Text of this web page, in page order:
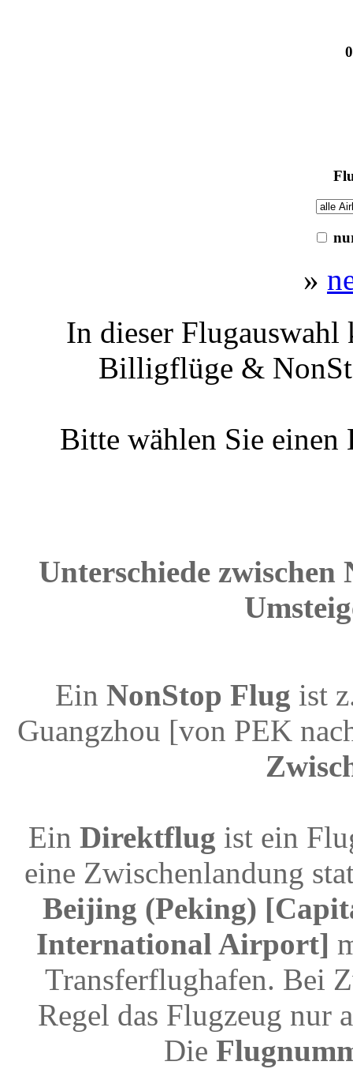
»
In dieser
Billigflüge &
Bitte wählen Sie
Unterschiede
Ein NonStop Flug ist
Guangzhou [von PEK
Ein Direktflug ist ein
eine Zwischenlandung
Beijing (Peking)
International Airport]
Transferflughafen. Bei
Regel das Flugzeug nur
Die